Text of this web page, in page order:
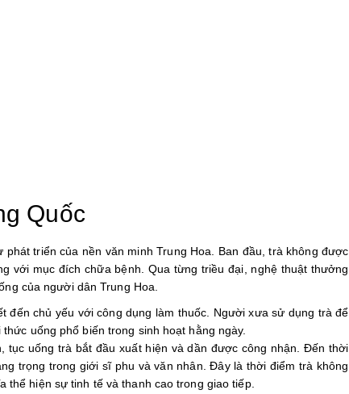
Quốc
triển của nền văn minh Trung Hoa. Ban đầu, trà không được
với mục đích chữa bệnh. Qua từng triều đại, nghệ thuật thưởng
của người dân Trung Hoa.
đến chủ yếu với công dụng làm thuốc. Người xưa sử dụng trà để
uống phổ biến trong sinh hoạt hằng ngày.
tục uống trà bắt đầu xuất hiện và dần được công nhận. Đến thời
trọng trong giới sĩ phu và văn nhân. Đây là thời điểm trà không
hiện sự tinh tế và thanh cao trong giao tiếp.